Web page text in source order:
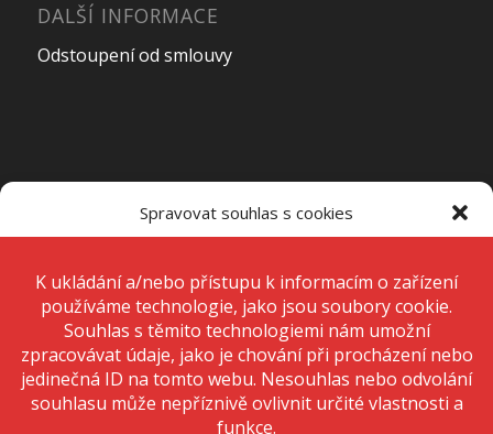
Spravovat souhlas s cookies
technologie, jako jsou soubory cookie. Děláme to, abychom zlepšili
zážitek z prohlížení a zobrazovali personalizované reklamy. Souhlas s
těmito technologiemi nám umožní zpracovávat údaje, jako je chování
při procházení nebo jedinečná ID na tomto webu. Nesouhlas nebo
odvolání souhlasu může nepříznivě ovlivnit určité vlastnosti a funkce.
Přijmout
DALŠÍ INFORMACE
Odstoupení od smlouvy
Pondělí – Pátek7:00 – 15:00
SobotaZavřeno
Neděle Zavřeno